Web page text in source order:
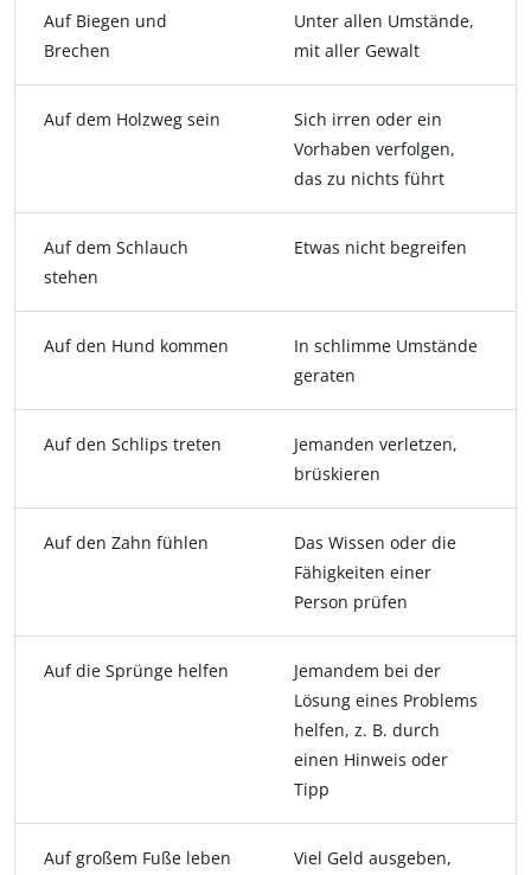
Auf Biegen und
Brechen
Unter allen Umstände,
mit aller Gewalt
Auf dem Holzweg sein
Sich irren oder ein
Vorhaben verfolgen,
das zu nichts führt
Auf dem Schlauch
stehen
Etwas nicht begreifen
Auf den Hund kommen
In schlimme Umstände
geraten
Auf den Schlips treten
Jemanden verletzen,
brüskieren
Auf den Zahn fühlen
Das Wissen oder die
Fähigkeiten einer
Person prüfen
Auf die Sprünge helfen
Jemandem bei der
Lösung eines Problems
helfen, z. B. durch
einen Hinweis oder
Tipp
Auf großem Fuße leben
Viel Geld ausgeben,